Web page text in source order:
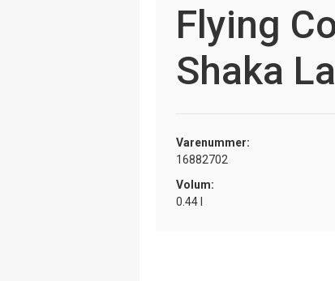
Flying
Shaka
Varenummer:
16882702
Volum:
0.44 l